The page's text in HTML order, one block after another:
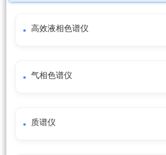
高效液相色谱仪
气相色谱仪
质谱仪